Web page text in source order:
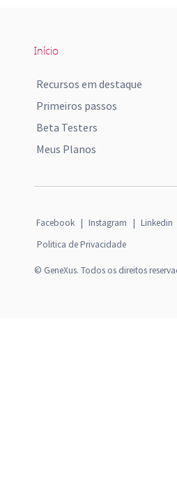
Início
Recursos em destaque
Primeiros passos
Beta Testers
Meus Planos
Facebook | Instagram | Linkedin
Politica de Privacidade
© GeneXus. Todos os direitos